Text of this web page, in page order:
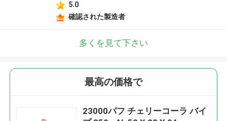
5.0
確認された製造者
多くを見て下さい
最高の価格で
23000パフ チェリーコーラ バイ